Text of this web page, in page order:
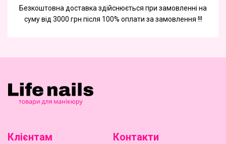
Безкоштовна доставка здійснюється при замовленні на
суму від 3000 грн після 100% оплати за замовлення !!!
Клієнтам Контакти